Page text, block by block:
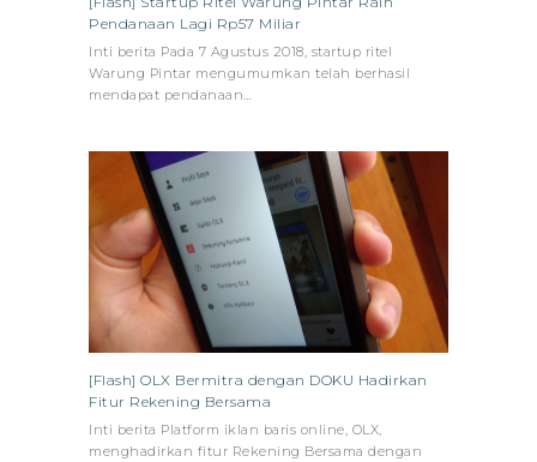
Pendanaan Lagi Rp57 Miliar
Inti berita Pada 7 Agustus 2018, startup ritel
Warung Pintar mengumumkan telah berhasil
mendapat pendanaan…
[Flash] OLX Bermitra dengan DOKU Hadirkan
Fitur Rekening Bersama
Inti berita Platform iklan baris online, OLX,
menghadirkan fitur Rekening Bersama dengan